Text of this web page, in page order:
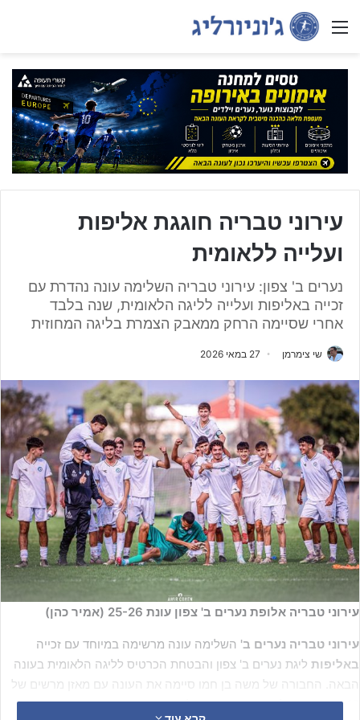
Menu
עירוני טבריה חוגגת אליפות
ועלייה ללאומית
נערים ב' צפון: עירוני טבריה השלימה עונה נהדרת עם
זכייה באליפות ועלייה לליגה הלאומית, שנה בלבד
אחרי שסיימה הרחק ממאבק הצמרת בליגה המחוזית
שי צימרמן 27 במאי 2026
עירוני טבריה אלופת נערים ב' צפון עונת 25-26 (אמיר כהן)
עירוני טבריה נערים ב' השלימה עונה מרשימה במיוחד עם זכייה
באליפות ליגת נערים ב' צפון והבטחת הכרטיס לליגה הלאומית בעונה
הבאה. החבורה של משה בן חמו סיימה את העונה עם מאזן מרשים של
19 ניצחונות ושלוש תוצאות תיקו בלבד, כשהיא גם הקבוצה שכבשה הכי